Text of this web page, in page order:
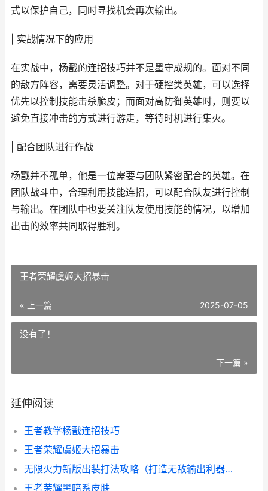
式以保护自己，同时寻找机会再次输出。
| 实战情况下的应用
在实战中，杨戬的连招技巧并不是墨守成规的。面对不同
的敌方阵容，需要灵活调整。对于硬控类英雄，可以选择
优先以控制技能击杀脆皮；而面对高防御英雄时，则要以
避免直接冲击的方式进行游走，等待时机进行集火。
| 配合团队进行作战
杨戬并不孤单，他是一位需要与团队紧密配合的英雄。在
团队战斗中，合理利用技能连招，可以配合队友进行控制
与输出。在团队中也要关注队友使用技能的情况，以增加
出击的效率共同取得胜利。
王者荣耀虞姬大招暴击
« 上一篇 2025-07-05
没有了！
下一篇 »
延伸阅读
王者教学杨戬连招技巧
王者荣耀虞姬大招暴击
无限火力新版出装打法攻略（打造无敌输出利器！玩转新版无限火力攻略大揭秘！）
王者荣耀黑暗系皮肤